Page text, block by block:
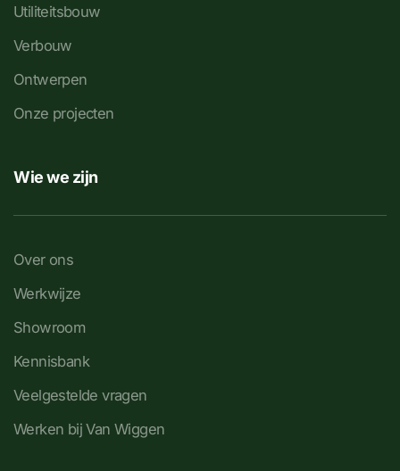
Utiliteitsbouw
Verbouw
Ontwerpen
Onze projecten
Wie we zijn
Over ons
Werkwijze
Showroom
Kennisbank
Veelgestelde vragen
Werken bij Van Wiggen